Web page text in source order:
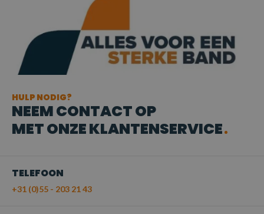
HULP NODIG?
NEEM CONTACT OP
MET ONZE KLANTENSERVICE
TELEFOON
+31 (0)55 - 203 21 43